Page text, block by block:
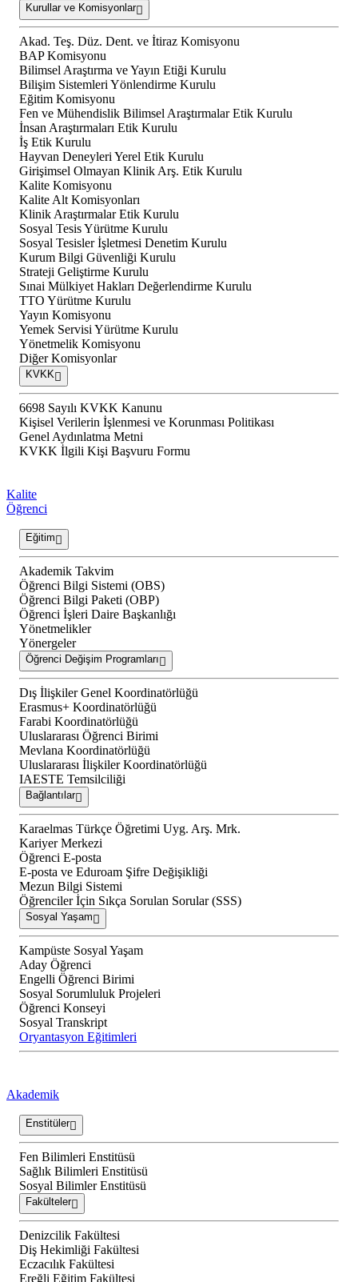
Kurullar ve Komisyonlar
Akad. Teş. Düz. Dent. ve İtiraz Komisyonu
BAP Komisyonu
Bilimsel Araştırma ve Yayın Etiği Kurulu
Bilişim Sistemleri Yönlendirme Kurulu
Eğitim Komisyonu
Fen ve Mühendislik Bilimsel Araştırmalar Etik Kurulu
İnsan Araştırmaları Etik Kurulu
İş Etik Kurulu
Hayvan Deneyleri Yerel Etik Kurulu
Girişimsel Olmayan Klinik Arş. Etik Kurulu
Kalite Komisyonu
Kalite Alt Komisyonları
Klinik Araştırmalar Etik Kurulu
Sosyal Tesis Yürütme Kurulu
Sosyal Tesisler İşletmesi Denetim Kurulu
Kurum Bilgi Güvenliği Kurulu
Strateji Geliştirme Kurulu
Sınai Mülkiyet Hakları Değerlendirme Kurulu
TTO Yürütme Kurulu
Yayın Komisyonu
Yemek Servisi Yürütme Kurulu
Yönetmelik Komisyonu
Diğer Komisyonlar
KVKK
6698 Sayılı KVKK Kanunu
Kişisel Verilerin İşlenmesi ve Korunması Politikası
Genel Aydınlatma Metni
KVKK İlgili Kişi Başvuru Formu
Kalite
Öğrenci
Eğitim
Akademik Takvim
Öğrenci Bilgi Sistemi (OBS)
Öğrenci Bilgi Paketi (OBP)
Öğrenci İşleri Daire Başkanlığı
Yönetmelikler
Yönergeler
Öğrenci Değişim Programları
Dış İlişkiler Genel Koordinatörlüğü
Erasmus+ Koordinatörlüğü
Farabi Koordinatörlüğü
Uluslararası Öğrenci Birimi
Mevlana Koordinatörlüğü
Uluslararası İlişkiler Koordinatörlüğü
IAESTE Temsilciliği
Bağlantılar
Karaelmas Türkçe Öğretimi Uyg. Arş. Mrk.
Kariyer Merkezi
Öğrenci E-posta
E-posta ve Eduroam Şifre Değişikliği
Mezun Bilgi Sistemi
Öğrenciler İçin Sıkça Sorulan Sorular (SSS)
Sosyal Yaşam
Kampüste Sosyal Yaşam
Aday Öğrenci
Engelli Öğrenci Birimi
Sosyal Sorumluluk Projeleri
Öğrenci Konseyi
Sosyal Transkript
Oryantasyon Eğitimleri
Akademik
Enstitüler
Fen Bilimleri Enstitüsü
Sağlık Bilimleri Enstitüsü
Sosyal Bilimler Enstitüsü
Fakülteler
Denizcilik Fakültesi
Diş Hekimliği Fakültesi
Eczacılık Fakültesi
Ereğli Eğitim Fakültesi